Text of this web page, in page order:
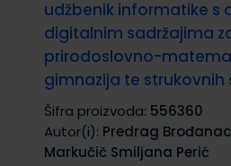
udžbenik informatike s
digitalnim sadržajima
prirodoslovno-
gimnazija te strukovnih
Šifra proizvoda: 556360
Autor(i): Predrag
Markučič Smiljana Perić